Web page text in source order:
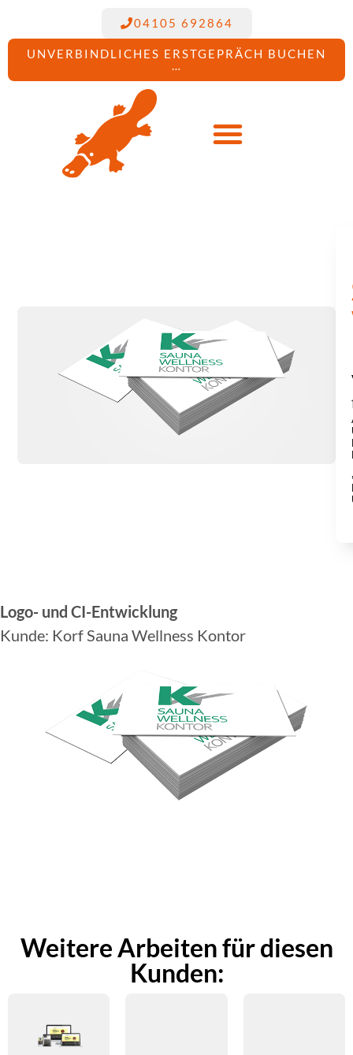
UNVERBINDLICHES ERSTGEPRÄCH BUCHEN
…
04105 692864
Logo- und CI-Entwicklung
Kunde: Korf Sauna Wellness Kontor
Weitere Arbeiten für diesen
Kunden: